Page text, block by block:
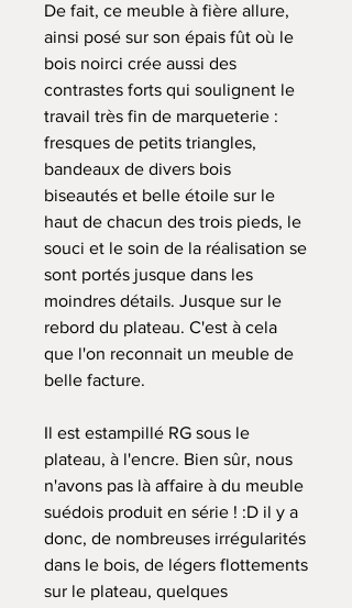
De fait, ce meuble à fière allure,
ainsi posé sur son épais fût où le
bois noirci crée aussi des
contrastes forts qui soulignent le
travail très fin de marqueterie :
fresques de petits triangles,
bandeaux de divers bois
biseautés et belle étoile sur le
haut de chacun des trois pieds, le
souci et le soin de la réalisation se
sont portés jusque dans les
moindres détails. Jusque sur le
rebord du plateau. C'est à cela
que l'on reconnait un meuble de
belle facture.
Il est estampillé RG sous le
plateau, à l'encre. Bien sûr, nous
n'avons pas là affaire à du meuble
suédois produit en série ! :D il y a
donc, de nombreuses irrégularités
dans le bois, de légers flottements
sur le plateau, quelques